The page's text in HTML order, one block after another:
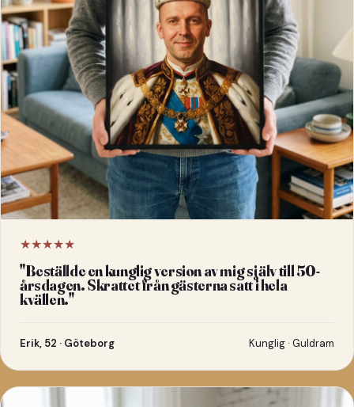
★★★★★
"Beställde en kunglig version av mig själv till 50-
årsdagen. Skrattet från gästerna satt i hela
kvällen."
Erik, 52 · Göteborg Kunglig · Guldram